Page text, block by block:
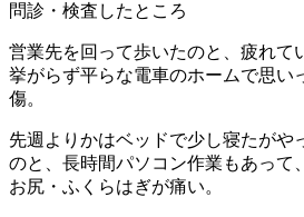
問診・検査したところ
営業先を回って歩いたのと、疲れて
挙がらず平らな電車のホームで思い
傷。
先週よりかはベッドで少し寝たがや
のと、長時間パソコン作業もあって
お尻・ふくらはぎが痛い。